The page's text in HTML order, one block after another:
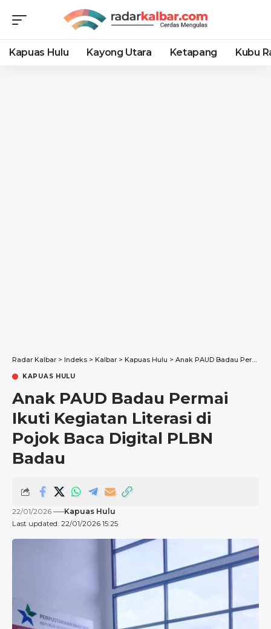
Kapuas Hulu Kayong Utara Ketapang Kubu
Radar Kalbar > Indeks > Kalbar > Kapuas Hulu > Anak PAUD Badau Permai Ikuti Kegiatan Literasi di Pojok Baca Digital PLBN Badau
KAPUAS HULU
Anak PAUD Badau Permai
Ikuti Kegiatan Literasi di
Pojok Baca Digital PLBN
Badau
Last updated: 22/01/2026 15:25
22/01/2026 Kapuas Hulu